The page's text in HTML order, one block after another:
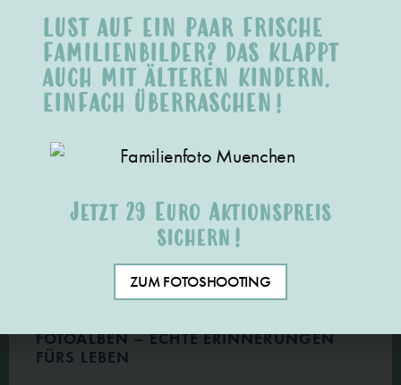
FOTOPRODUKTEN
FOTOALBEN – ECHTE ERINNERUNGEN
FÜRS LEBEN
LUST AUF EIN PAAR FRISCHE
FAMILIENBILDER? DAS KLAPPT
AUCH MIT ÄLTEREN KINDERN.
EINFACH ÜBERRASCHEN!
Jetzt 29 Euro Aktionspreis
sichern!
ZUM FOTOSHOOTING